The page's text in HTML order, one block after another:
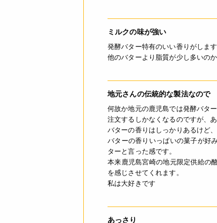
ミルクの味が強い
発酵バター特有のいい香りがしま
他のバターより脂質が少し多いの
地元さんの伝統的な製法なので
何故か地元の鹿児島では発酵バタ
注文するしかなくなるのですが、
バターの香りはしっかりあるけど
バターの香りいっぱいの菓子が好
ターと言った感です。
本来鹿児島宮崎の地元限定供給の
を感じさせてくれます。
私は大好きです
あっさり